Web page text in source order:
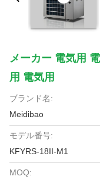
メーカー 電気用
用 電気用
ブランド名:
Meidibao
モデル番号:
KFYRS-18II-M1
MOQ: